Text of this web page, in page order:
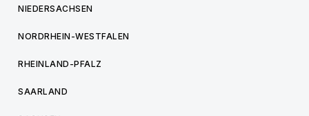
NIEDERSACHSEN
NORDRHEIN-WESTFALEN
RHEINLAND-PFALZ
SAARLAND